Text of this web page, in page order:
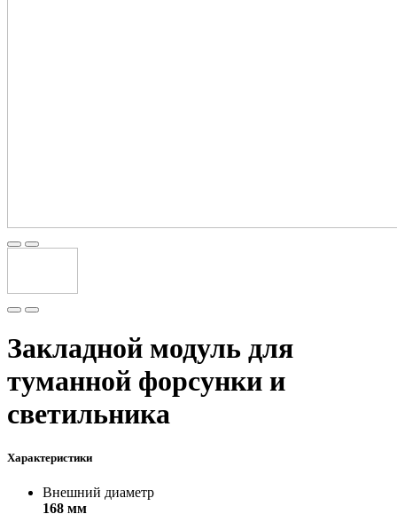
Закладной модуль для
туманной форсунки и
светильника
Характеристики
Внешний диаметр
168 мм